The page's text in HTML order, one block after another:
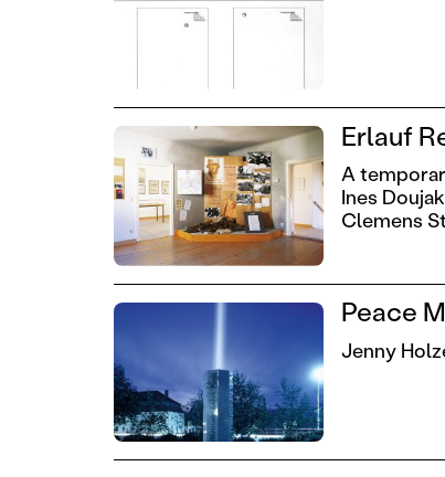
Erlauf
A
Ines
Clemens
Peace
Jenny